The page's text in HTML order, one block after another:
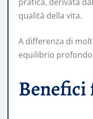
qualità della vita.
A differenza di
equilibrio
Benefici